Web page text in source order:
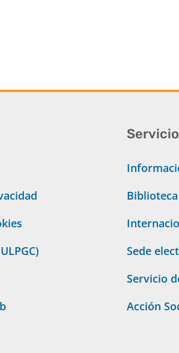
Sede
Servicio
Acción